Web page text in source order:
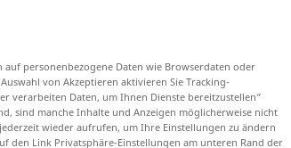
personenbezogene Daten wie Browserdaten oder
von Akzeptieren aktivieren Sie Tracking-
verarbeiten Daten, um Ihnen Dienste bereitzustellen“
sind manche Inhalte und Anzeigen möglicherweise nicht
wieder aufrufen, um Ihre Einstellungen zu ändern
den Link Privatsphäre-Einstellungen am unteren Rand der